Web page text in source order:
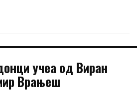
учеа од Виран
Врањеш